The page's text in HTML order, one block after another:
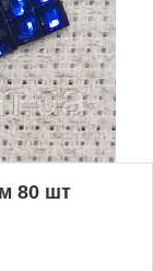
80 шт